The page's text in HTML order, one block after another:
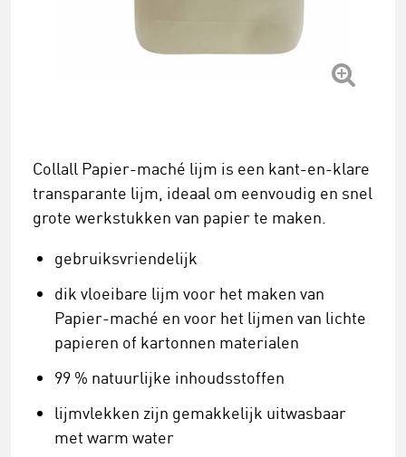
Collall Papier-maché lijm is een kant-en-klare
transparante lijm, ideaal om eenvoudig en snel
grote werkstukken van papier te maken.
gebruiksvriendelijk
dik vloeibare lijm voor het maken van
Papier-maché en voor het lijmen van lichte
papieren of kartonnen materialen
99 % natuurlijke inhoudsstoffen
lijmvlekken zijn gemakkelijk uitwasbaar
met warm water